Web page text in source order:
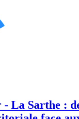
- La Sarthe :